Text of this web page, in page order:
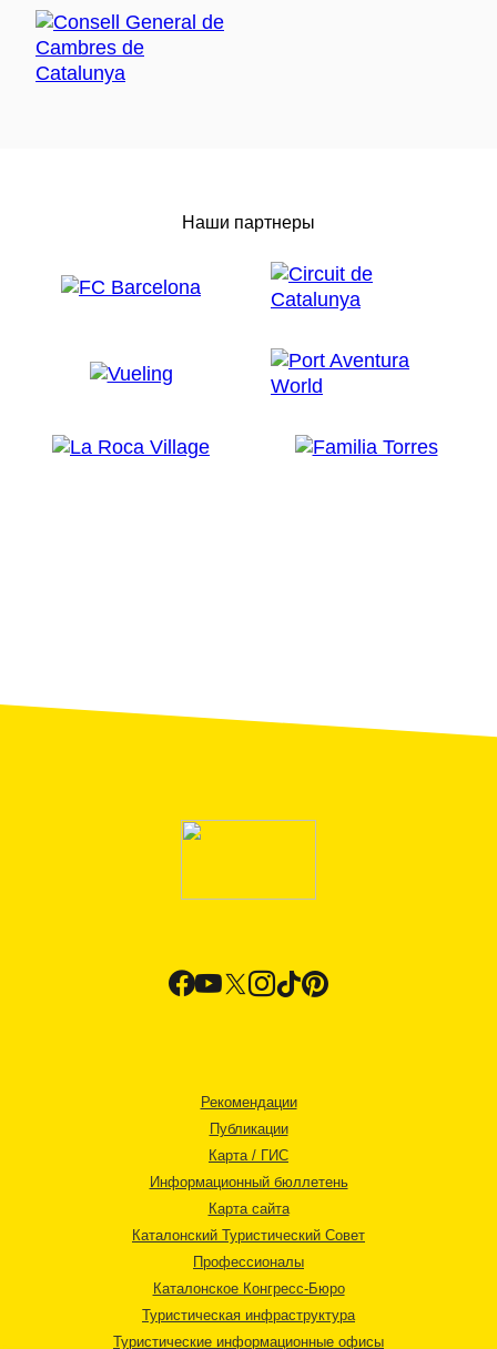
Наши партнеры
Рекомендации
Публикации
Карта / ГИС
Информационный бюллетень
Карта сайта
Каталонский Туристический Совет
Профессионалы
Каталонское Конгресс-Бюро
Туристическая инфраструктура
Туристические информационные офисы